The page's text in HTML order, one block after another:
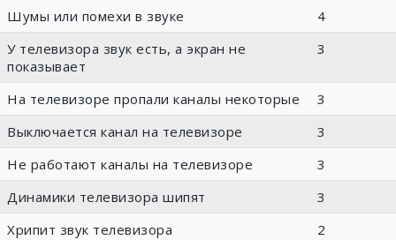
Шумы или помехи в звуке
4
У телевизора звук есть, а экран не
показывает
3
На телевизоре пропали каналы некоторые
3
Выключается канал на телевизоре
3
Не работают каналы на телевизоре
3
Динамики телевизора шипят
3
Хрипит звук телевизора
2